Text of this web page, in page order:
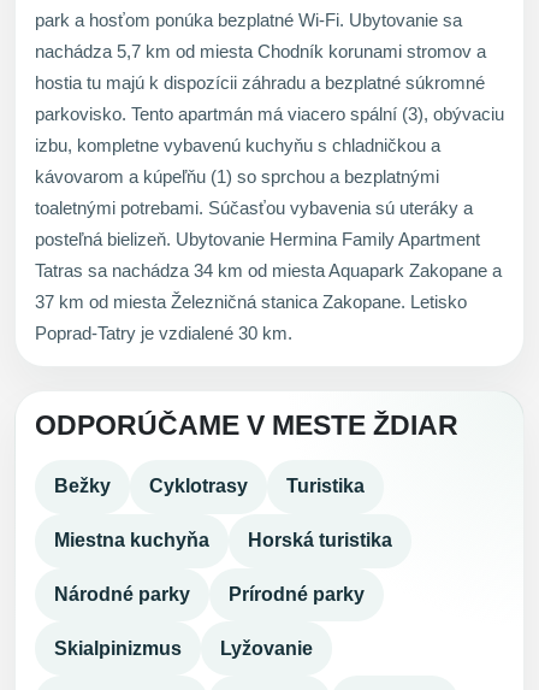
park a hosťom ponúka bezplatné Wi-Fi. Ubytovanie sa
nachádza 5,7 km od miesta Chodník korunami stromov a
hostia tu majú k dispozícii záhradu a bezplatné súkromné
parkovisko. Tento apartmán má viacero spální (3), obývaciu
izbu, kompletne vybavenú kuchyňu s chladničkou a
kávovarom a kúpeľňu (1) so sprchou a bezplatnými
toaletnými potrebami. Súčasťou vybavenia sú uteráky a
posteľná bielizeň. Ubytovanie Hermina Family Apartment
Tatras sa nachádza 34 km od miesta Aquapark Zakopane a
37 km od miesta Železničná stanica Zakopane. Letisko
Poprad-Tatry je vzdialené 30 km.
ODPORÚČAME V MESTE ŽDIAR
Bežky Cyklotrasy Turistika
Miestna kuchyňa Horská turistika
Národné parky Prírodné parky
Skialpinizmus Lyžovanie